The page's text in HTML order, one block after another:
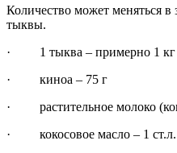
Количество может меняться в
тыквы.
· 1 тыква – примерно 1 кг
· киноа – 75 г
· растительное молоко
· кокосовое масло – 1 ст.л.